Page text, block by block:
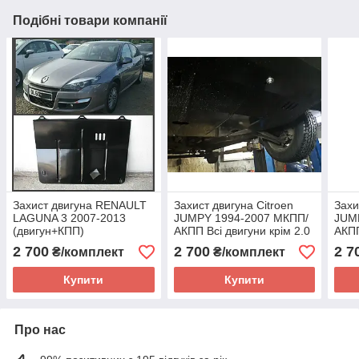
Подібні товари компанії
Захист двигуна RENAULT
LAGUNA 3 2007-2013
(двигун+КПП)
2 700 ₴/комплект
Купити
Захист двигуна Citroen
JUMPY 1994-2007 МКПП/
АКПП Всі двигуни крім 2.0
HDI (двигун+КПП)
2 700₴/комплект
Купити
2
Про нас